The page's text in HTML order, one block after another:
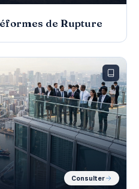
de Rupture
Consulter